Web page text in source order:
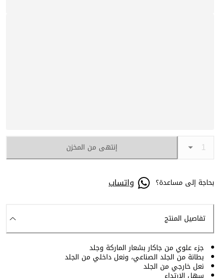
إنتهى من المخزن
بحاجة إلى مساعدة؟ واتساب
تفاصيل المنتج
جزء علوي من جاكار بشعار الماركة وجلد
بطانة من الجلد الصناعي، ونعل داخلي من الجلد
نعل خارجي من الجلد